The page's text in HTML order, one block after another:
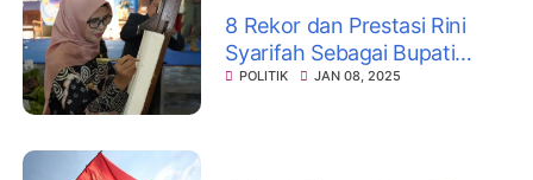
8 Rekor dan Prestasi Rini
Syarifah Sebagai Bupati
Perempuan Pertama di
POLITIK JAN 08, 2025